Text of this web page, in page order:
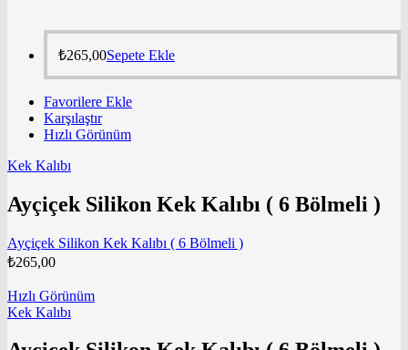
₺265,00Sepete Ekle
Favorilere Ekle
Karşılaştır
Hızlı Görünüm
Kek Kalıbı
Ayçiçek Silikon Kek Kalıbı ( 6 Bölmeli )
Ayçiçek Silikon Kek Kalıbı ( 6 Bölmeli )
₺265,00
Hızlı Görünüm
Kek Kalıbı